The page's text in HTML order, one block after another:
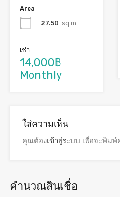
Area
27.50 sq.m.
เช่า
14,000฿
Monthly
ใส่ความเห็น
คุณต้องเข้าสู่ระบบ เพื่อจะพิมพ์
คำนวณสินเชื่อ